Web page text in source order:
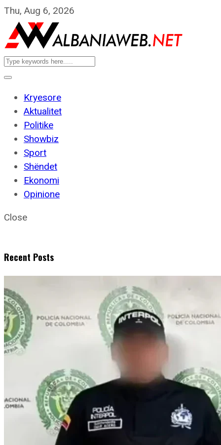
Thu, Aug 6, 2026
Kryesore
Aktualitet
Politike
Showbiz
Sport
Shëndet
Ekonomi
Opinione
Close
Recent Posts